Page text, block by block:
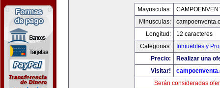
Mayusculas:
Minusculas:
Longitud:
12 caracteres
Categorias:
Inmuebles y
Precio:
Realizar una
Visitar!
Serán consideradas